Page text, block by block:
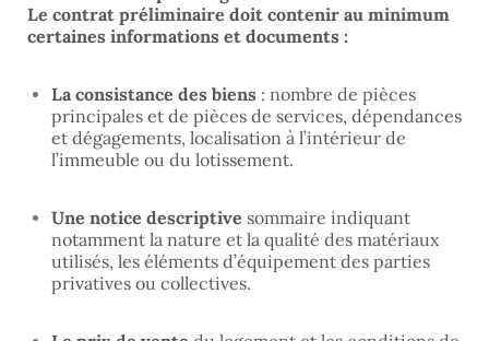
Le contrat préliminaire doit contenir au minimum
certaines informations et documents :
La consistance des biens : nombre de pièces
principales et de pièces de services, dépendances
et dégagements, localisation à l’intérieur de
l’immeuble ou du lotissement.
Une notice descriptive sommaire indiquant
notamment la nature et la qualité des matériaux
utilisés, les éléments d’équipement des parties
privatives ou collectives.